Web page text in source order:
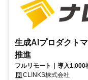
生成AIプロダクト
推進
フルリモート｜導入
CLINKS株式会社